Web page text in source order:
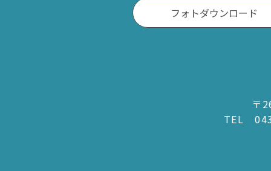
フォトダウンロード
〒
TEL